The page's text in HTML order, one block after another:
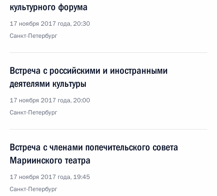
культурного форума
17 ноября 2017 года, 20:30
Санкт-Петербург
Встреча с российскими и иностранными
деятелями культуры
17 ноября 2017 года, 20:00
Санкт-Петербург
Встреча с членами попечительского совета
Мариинского театра
17 ноября 2017 года, 19:45
Санкт-Петербург